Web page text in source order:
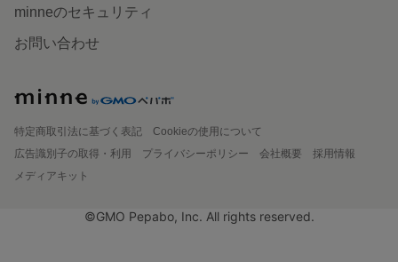
minneのセキュリティ
お問い合わせ
特定商取引法に基づく表記
Cookieの使用について
広告識別子の取得・利用
プライバシーポリシー 会社概要
採用情報
メディアキット
©GMO Pepabo, Inc. All rights reserved.